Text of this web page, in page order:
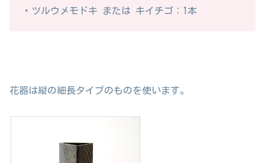
・ツルウメモドキ または キイチゴ：1本
花器は縦の細長タイプのものを使います。